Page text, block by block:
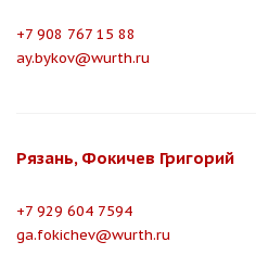
+7 908 767 15 88
ay.bykov@wurth.ru
Рязань, Фокичев Григорий
+7 929 604 7594
ga.fokichev@wurth.ru